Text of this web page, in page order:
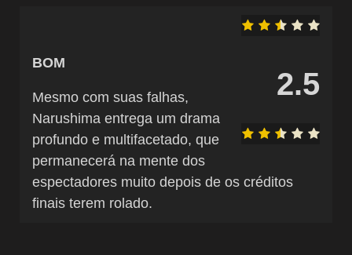
2.5
BOM
Mesmo com suas falhas,
Narushima entrega um drama
profundo e multifacetado, que
permanecerá na mente dos
espectadores muito depois de os créditos
finais terem rolado.